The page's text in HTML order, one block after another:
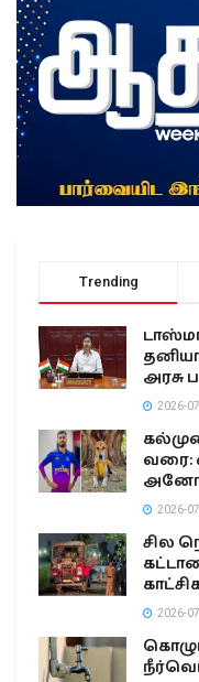
Trending
அரசு
2026-
வரை:
2026-
சில
2026-